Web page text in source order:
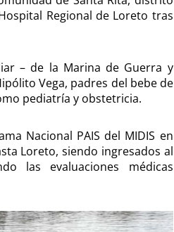
Regional de Loreto tras
– de la Marina de Guerra y
Vega, padres del bebe de
pediatría y obstetricia.
Nacional PAIS del MIDIS en
Loreto, siendo ingresados al
las evaluaciones médicas